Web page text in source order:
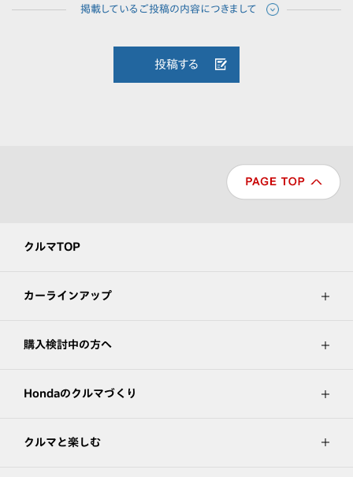
投稿する
クルマTOP
カーラインアップ
購入検討中の方へ
Hondaのクルマづくり
クルマと楽しむ